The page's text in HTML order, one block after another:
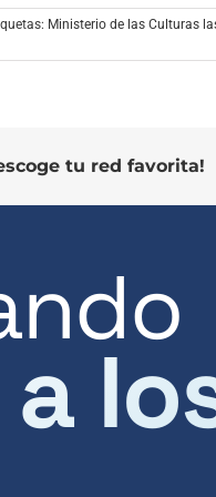
Ministerio de las Culturas
tu red favorita!